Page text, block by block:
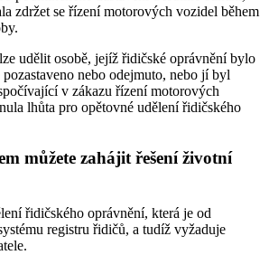
zdržet se řízení motorových vozidel během
udělit osobě, jejíž řidičské oprávnění bylo
nebo odejmuto, nebo jí byl
v zákazu řízení motorových
lhůta pro opětovné udělení řidičského
můžete zahájit řešení životní
řidičského oprávnění, která je od
registru řidičů, a tudíž vyžaduje